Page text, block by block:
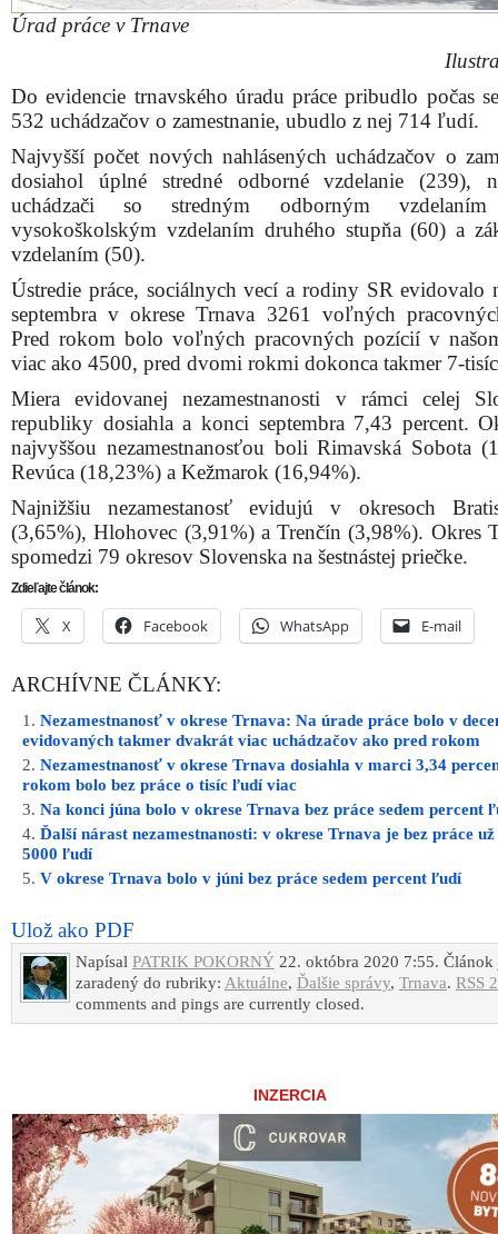
Úrad práce v Trnave
Do evidencie trnavského úradu práce pribudlo počas
532 uchádzačov o zamestnanie, ubudlo z nej 714 ľudí.
Najvyšší počet nových nahlásených uchádzačov o
dosiahol úplné stredné odborné vzdelanie (239),
uchádzači so stredným odborným
vysokoškolským vzdelaním druhého stupňa (60) a
vzdelaním (50).
Ústredie práce, sociálnych vecí a rodiny SR evidovalo
septembra v okrese Trnava 3261 voľných
Pred rokom bolo voľných pracovných pozícií v
viac ako 4500, pred dvomi rokmi dokonca takmer 7-
Miera evidovanej nezamestnanosti v rámci celej
republiky dosiahla a konci septembra 7,43 percent.
najvyššou nezamestnanosťou boli Rimavská Sobota
Revúca (18,23%) a Kežmarok (16,94%).
Najnižšiu nezamestanosť evidujú v okresoch
(3,65%), Hlohovec (3,91%) a Trenčín (3,98%). Okres
spomedzi 79 okresov Slovenska na šestnástej priečke.
Zdieľajte článok:
X Facebook WhatsApp E-mail
ARCHÍVNE ČLÁNKY:
Nezamestnanosť v okrese Trnava: Na úrade práce bolo v
evidovaných takmer dvakrát viac uchádzačov ako pred rokom
Nezamestnanosť v okrese Trnava dosiahla v marci 3,34
rokom bolo bez práce o tisíc ľudí viac
Na konci júna bolo v okrese Trnava bez práce sedem percent
Ďalší nárast nezamestnanosti: v okrese Trnava je bez práce
5000 ľudí
V okrese Trnava bolo v júni bez práce sedem percent ľudí
Ulož ako PDF
Napísal PATRIK POKORNÝ 22. októbra 2020 7:55. Článok
zaradený do rubriky: Aktuálne, Ďalšie správy, Trnava. RSS
comments and pings are currently closed.
INZERCIA